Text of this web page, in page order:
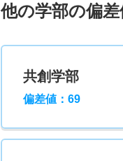
他の学部の偏
共創学部
偏差値：69